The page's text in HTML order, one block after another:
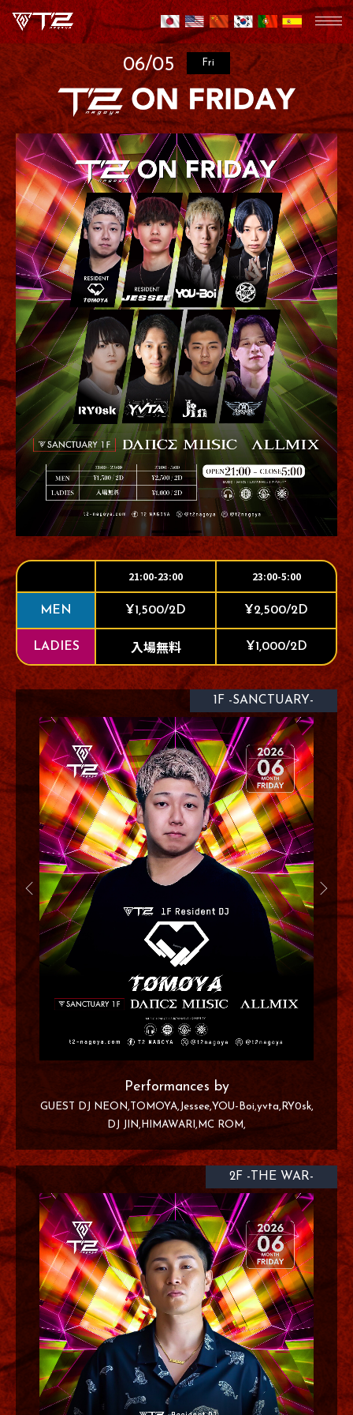
06/05 Fri
21:00-23:00 23:00-5:00
MEN ¥1,500/2D ¥2,500/2D
LADIES 入場無料 ¥1,000/2D
1F -SANCTUARY-
Performances by
GUEST DJ NEON TOMOYA Jessee YOU-Boi yvta RY0sk
DJ JIN
HIMAWARI MC ROM
2F -THE WAR-